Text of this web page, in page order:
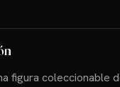
figura coleccionable